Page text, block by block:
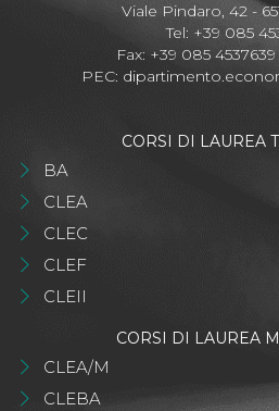
Viale Pindaro, 42 -
Tel: +39 085
Fax: +39 085 4537639
PEC:
CORSI DI LAUREA
BA
CLEA
CLEC
CLEF
CLEII
CORSI DI LAUREA
CLEA/M
CLEBA